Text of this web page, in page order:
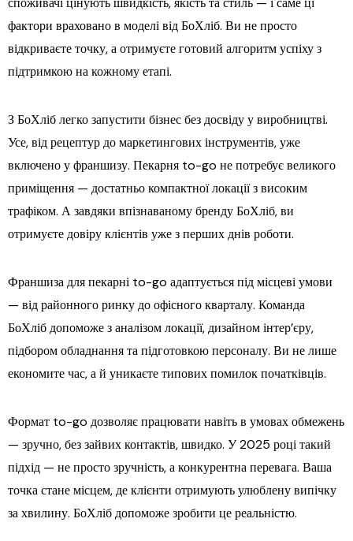
фактори враховано в моделі від БоХліб. Ви не просто
відкриваєте точку, а отримуєте готовий алгоритм успіху з
підтримкою на кожному етапі.
З БоХліб легко запустити бізнес без досвіду у виробництві.
Усе, від рецептур до маркетингових інструментів, уже
включено у франшизу. Пекарня to-go не потребує великого
приміщення — достатньо компактної локації з високим
трафіком. А завдяки впізнаваному бренду БоХліб, ви
отримуєте довіру клієнтів уже з перших днів роботи.
Франшиза для пекарні to-go адаптується під місцеві умови
— від районного ринку до офісного кварталу. Команда
БоХліб допоможе з аналізом локації, дизайном інтер’єру,
підбором обладнання та підготовкою персоналу. Ви не лише
економите час, а й уникаєте типових помилок початківців.
Формат to-go дозволяє працювати навіть в умовах обмежень
— зручно, без зайвих контактів, швидко. У 2025 році такий
підхід — не просто зручність, а конкурентна перевага. Ваша
точка стане місцем, де клієнти отримують улюблену випічку
за хвилину. БоХліб допоможе зробити це реальністю.